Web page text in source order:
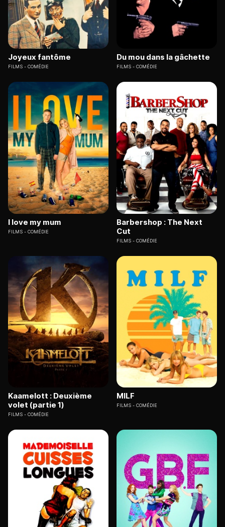
Joyeux fantôme
FILMS COMÉDIE
Du mou dans la gâchette
FILMS COMÉDIE
I love my mum
FILMS COMÉDIE
Barbershop : The Next
Cut
FILMS COMÉDIE
Kaamelott : Deuxième
volet (partie 1)
FILMS COMÉDIE
MILF
FILMS COMÉDIE